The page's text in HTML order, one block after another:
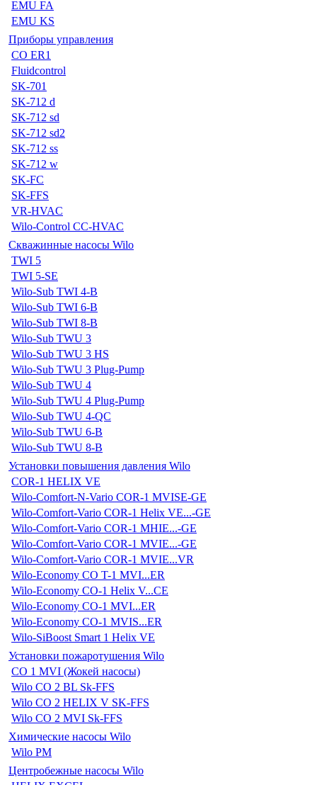
EMU FA
EMU KS
Приборы управления
CO ER1
Fluidcontrol
SK-701
SK-712 d
SK-712 sd
SK-712 sd2
SK-712 ss
SK-712 w
SK-FC
SK-FFS
VR-HVAC
Wilo-Control CC-HVAC
Скважинные насосы Wilo
TWI 5
TWI 5-SE
Wilo-Sub TWI 4-B
Wilo-Sub TWI 6-B
Wilo-Sub TWI 8-B
Wilo-Sub TWU 3
Wilo-Sub TWU 3 HS
Wilo-Sub TWU 3 Plug-Pump
Wilo-Sub TWU 4
Wilo-Sub TWU 4 Plug-Pump
Wilo-Sub TWU 4-QC
Wilo-Sub TWU 6-B
Wilo-Sub TWU 8-B
Установки повышения давления Wilo
COR-1 HELIX VE
Wilo-Comfort-N-Vario COR-1 MVISE-GE
Wilo-Comfort-Vario COR-1 Helix VE...-GE
Wilo-Comfort-Vario COR-1 MHIE...-GE
Wilo-Comfort-Vario COR-1 MVIE...-GE
Wilo-Comfort-Vario COR-1 MVIE...VR
Wilo-Economy CO T-1 MVI...ER
Wilo-Economy CO-1 Helix V...CE
Wilo-Economy CO-1 MVI...ER
Wilo-Economy CO-1 MVIS...ER
Wilo-SiBoost Smart 1 Helix VE
Установки пожаротушения Wilo
CO 1 MVI (Жокей насосы)
Wilo CO 2 BL Sk-FFS
Wilo CO 2 HELIX V SK-FFS
Wilo CO 2 MVI Sk-FFS
Химические насосы Wilo
Wilo PM
Центробежные насосы Wilo